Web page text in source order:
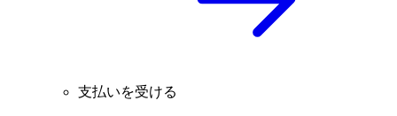
支払いを受ける